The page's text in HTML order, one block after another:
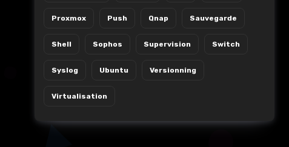
Proxmox Push Qnap Sauvegarde
Shell Sophos Supervision Switch
Syslog Ubuntu Versionning
Virtualisation